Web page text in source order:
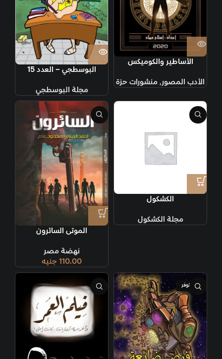
الأساطير والكوميكس
الأدب المصور, منشورات حرّة
البوسطجي – العدد 15
مجلة البوسطجي
الكشكول
مجلة الكشكول
الموتى السائرون
نهضة مصر
110.00 جنيه
غير متوفر